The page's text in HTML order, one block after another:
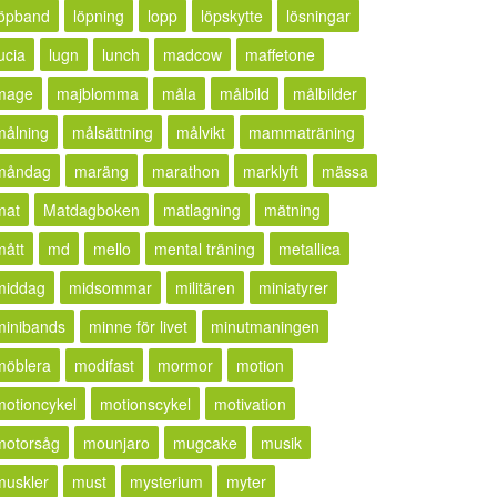
löpning lopp löpskytte
lösningar
lugn lunch madcow
maffetone
majblomma måla målbild
målbilder
målsättning målvikt
mammaträning
maräng marathon marklyft
mässa
Matdagboken matlagning
mätning
md mello mental träning
metallica
midsommar militären
miniatyrer
minne för livet
minutmaningen
modifast mormor
motion
motionscykel
motivation
mounjaro mugcake
musik
must mysterium myter